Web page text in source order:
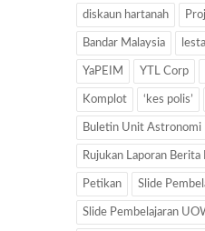
diskaun hartanah
Bandar Malaysia
YaPEIM YTL Corp
Komplot ‘kes polis’
Buletin Unit Astronomi
Rujukan Laporan Berita
Petikan Slide
Slide Pembelajaran